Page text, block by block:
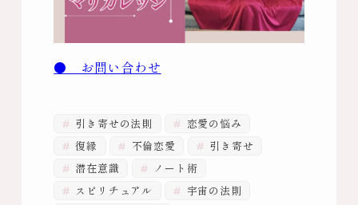
● お問い合わせ
引き寄せの法則
恋愛の悩み
復縁
不倫恋愛
引き寄せ
潜在意識
ノート術
スピリチュアル
宇宙の法則